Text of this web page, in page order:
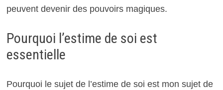
peuvent devenir des pouvoirs magiques.
Pourquoi l’estime de soi est
essentielle
Pourquoi le sujet de l’estime de soi est mon sujet de